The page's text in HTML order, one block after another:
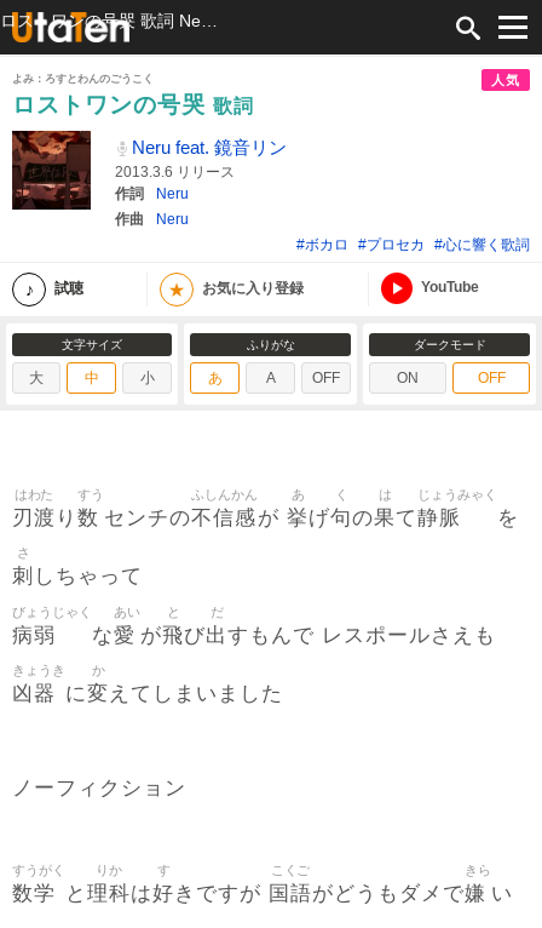
人気
よみ：ろすとわんのごうこく
ロストワンの号哭 歌詞
Neru feat. 鏡音リン
2013.3.6 リリース
作詞
Neru
作曲
Neru
#ボカロ
#プロセカ #心に響く歌詞
試聴 ★ お気に入り登録 YouTube
文字サイズ
大 中 小
ふりがな
あ A OFF
ダークモード
ON OFF
刃渡
はわた
り 数
すう
センチの不信感
ふしんかん
が 挙
あ
げ句
く
の果
は
て静脈
じょうみゃく
を
刺
さ
しちゃって
病弱
びょうじゃく
な愛
あい
が飛
と
び出
だ
すもんで レスポールさえも
凶器
きょうき
に変
か
えてしまいました
ノーフィクション
数学
すうがく
と 理科
りか
は好
す
きですが 国語
こくご
がどうもダメで嫌
きら
い